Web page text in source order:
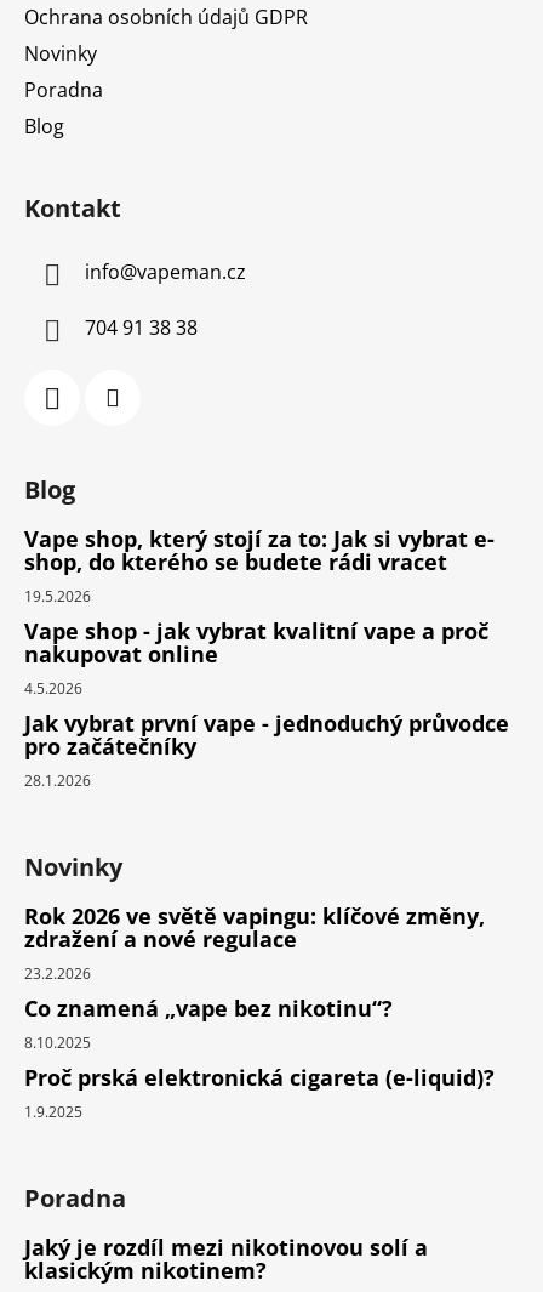
Ochrana osobních údajů GDPR
Novinky
Poradna
Blog
Kontakt
info@vapeman.cz
704 91 38 38
Blog
Vape shop, který stojí za to: Jak si vybrat e-
shop, do kterého se budete rádi vracet
19.5.2026
Vape shop - jak vybrat kvalitní vape a proč
nakupovat online
4.5.2026
Jak vybrat první vape - jednoduchý průvodce
pro začátečníky
28.1.2026
Novinky
Rok 2026 ve světě vapingu: klíčové změny,
zdražení a nové regulace
23.2.2026
Co znamená „vape bez nikotinu“?
8.10.2025
Proč prská elektronická cigareta (e-liquid)?
1.9.2025
Poradna
Jaký je rozdíl mezi nikotinovou solí a
klasickým nikotinem?